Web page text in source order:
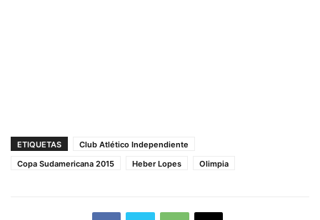
ETIQUETAS
Club Atlético Independiente
Copa Sudamericana 2015
Heber Lopes Olimpia